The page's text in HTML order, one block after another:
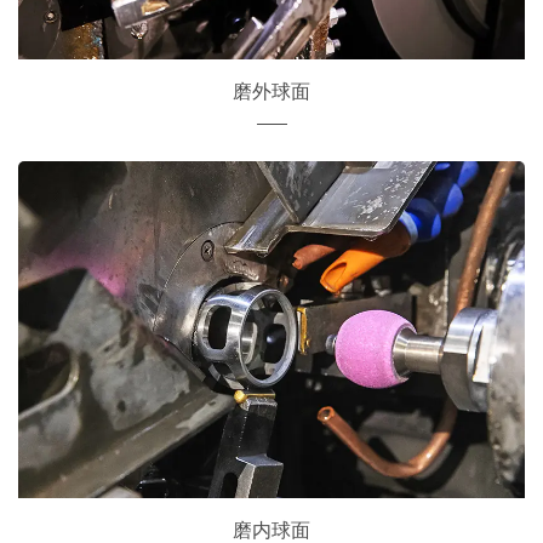
磨外球面
磨内球面